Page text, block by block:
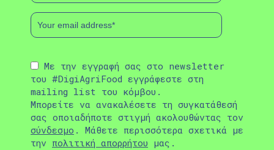
Με την εγγραφή σας στο newsletter
του #DigiAgriFood εγγράφεστε στη
mailing list του κόμβου.
Μπορείτε να ανακαλέσετε τη συγκατάθεσή
σας οποιαδήποτε στιγμή ακολουθώντας τον
σύνδεσμο . Μάθετε περισσότερα σχετικά με
την πολιτική απορρήτου μας.